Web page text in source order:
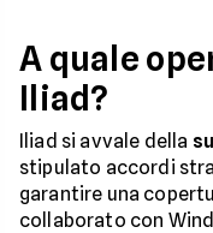
A quale
Iliad?
Iliad si avvale della
stipulato accordi
garantire una
collaborato con